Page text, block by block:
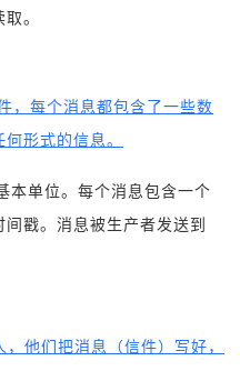
。
，每个消息都包含了一些数
形式的信息。
单位。每个消息包含一个
戳。消息被生产者发送到
他们把消息（信件）写好，